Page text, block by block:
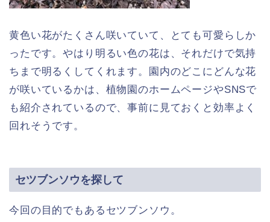
黄色い花がたくさん咲いていて、とても可愛らしか
ったです。やはり明るい色の花は、それだけで気持
ちまで明るくしてくれます。園内のどこにどんな花
が咲いているかは、植物園のホームページやSNSで
も紹介されているので、事前に見ておくと効率よく
回れそうです。
セツブンソウを探して
今回の目的でもあるセツブンソウ。